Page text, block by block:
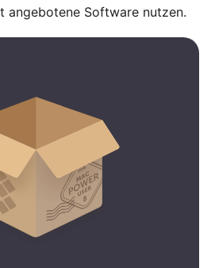
angebotene Software nutzen.